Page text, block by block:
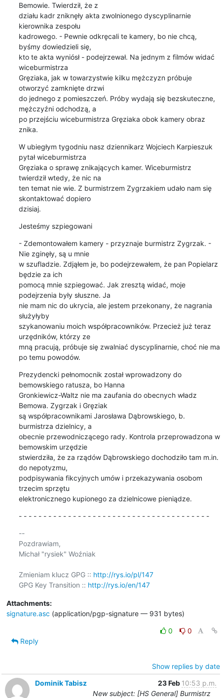
Bemowie. Twierdził, że z
działu kadr zniknęły akta zwolnionego dyscyplinarnie
kierownika zespołu
kadrowego. - Pewnie odkręcali te kamery, bo nie chcą,
byśmy dowiedzieli się,
kto te akta wyniósł - podejrzewał. Na jednym z filmów widać
wiceburmistrza
Gręziaka, jak w towarzystwie kilku mężczyzn próbuje
otworzyć zamknięte drzwi
do jednego z pomieszczeń. Próby wydają się bezskuteczne,
mężczyźni odchodzą, a
po przejściu wiceburmistrza Gręziaka obok kamery obraz
znika.
W ubiegłym tygodniu nasz dziennikarz Wojciech Karpieszuk
pytał wiceburmistrza
Gręziaka o sprawę znikających kamer. Wiceburmistrz
twierdził wtedy, że nic na
ten temat nie wie. Z burmistrzem Zygrzakiem udało nam się
skontaktować dopiero
dzisiaj.
Jesteśmy szpiegowani
- Zdemontowałem kamery - przyznaje burmistrz Zygrzak. -
Nie zginęły, są u mnie
w szufladzie. Zdjąłem je, bo podejrzewałem, że pan Popielarz
będzie za ich
pomocą mnie szpiegować. Jak zresztą widać, moje
podejrzenia były słuszne. Ja
nie mam nic do ukrycia, ale jestem przekonany, że nagrania
służyłyby
szykanowaniu moich współpracowników. Przecież już teraz
urzędników, którzy ze
mną pracują, próbuje się zwalniać dyscyplinarnie, choć nie ma
po temu powodów.
Prezydencki pełnomocnik został wprowadzony do
bemowskiego ratusza, bo Hanna
Gronkiewicz-Waltz nie ma zaufania do obecnych władz
Bemowa. Zygrzak i Gręziak
są współpracownikami Jarosława Dąbrowskiego, b.
burmistrza dzielnicy, a
obecnie przewodniczącego rady. Kontrola przeprowadzona w
bemowskim urzędzie
stwierdziła, że za rządów Dąbrowskiego dochodziło tam m.in.
do nepotyzmu,
podpisywania fikcyjnych umów i przekazywania osobom
trzecim sprzętu
elektronicznego kupionego za dzielnicowe pieniądze.
- - - - - - - - - - - - - - - - - - - - - - - - - - - - - - - - - - - - - - -
--
Pozdrawiam,
Michał "rysiek" Woźniak
Zmieniam klucz GPG :: http://rys.io/pl/147
GPG Key Transition :: http://rys.io/en/147
Attachments:
signature.asc (application/pgp-signature — 931 bytes)
0
0
Reply
Show replies by date
Dominik Tabisz
23 Feb 10:53 p.m.
New subject: [HS General] Burmistrz